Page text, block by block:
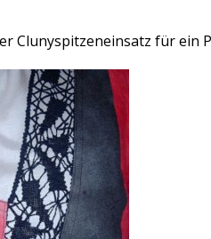
Clunyspitzeneinsatz für ein